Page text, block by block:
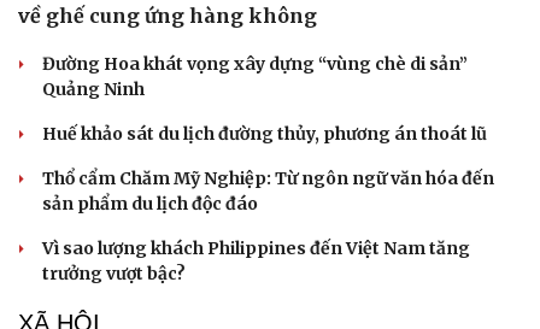
về ghế cung ứng hàng không
Đường Hoa khát vọng xây dựng “vùng chè di sản”
Quảng Ninh
Huế khảo sát du lịch đường thủy, phương án thoát lũ
Thổ cẩm Chăm Mỹ Nghiệp: Từ ngôn ngữ văn hóa đến
sản phẩm du lịch độc đáo
Vì sao lượng khách Philippines đến Việt Nam tăng
trưởng vượt bậc?
XÃ HỘI